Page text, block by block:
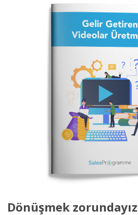
Dönüşmek